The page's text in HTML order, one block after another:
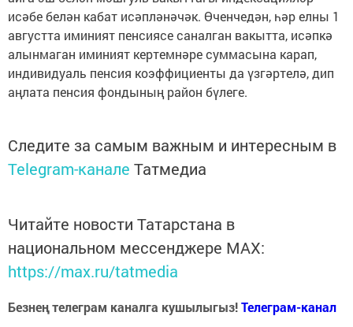
исәбе белән кабат исәпләнәчәк. Өченчедән, һәр елны 1
августта иминият пенсиясе саналган вакытта, исәпкә
алынмаган иминият кертемнәре суммасына карап,
индивидуаль пенсия коэффициенты да үзгәртелә, дип
аңлата пенсия фондының район бүлеге.
Следите за самым важным и интересным в
Telegram-канале Татмедиа
Читайте новости Татарстана в
национальном мессенджере MАХ:
https://max.ru/tatmedia
Безнең телеграм каналга кушылыгыз!Телеграм-канал